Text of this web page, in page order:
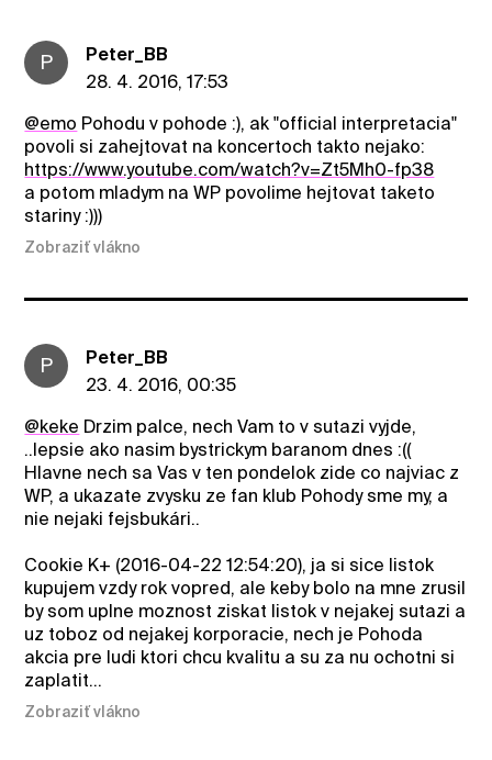
P
Peter_BB
28. 4. 2016, 17:53
@emo Pohodu v pohode :), ak "official interpretacia"
povoli si zahejtovat na koncertoch takto nejako:
https://www.youtube.com/watch?v=Zt5Mh0-fp38
a potom mladym na WP povolime hejtovat taketo
stariny :)))
Zobraziť vlákno
P
Peter_BB
23. 4. 2016, 00:35
@keke Drzim palce, nech Vam to v sutazi vyjde,
..lepsie ako nasim bystrickym baranom dnes :((
Hlavne nech sa Vas v ten pondelok zide co najviac z
WP, a ukazate zvysku ze fan klub Pohody sme my, a
nie nejaki fejsbukári..
Cookie K+ (2016-04-22 12:54:20), ja si sice listok
kupujem vzdy rok vopred, ale keby bolo na mne zrusil
by som uplne moznost ziskat listok v nejakej sutazi a
uz toboz od nejakej korporacie, nech je Pohoda
akcia pre ludi ktori chcu kvalitu a su za nu ochotni si
zaplatit...
Zobraziť vlákno